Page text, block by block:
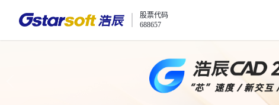
股票代码
688657